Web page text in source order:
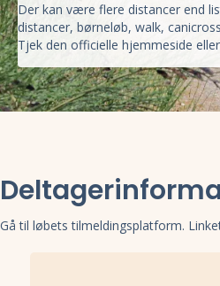
Der kan være flere distancer end
distancer, børneløb, walk,
Tjek den officielle hjemmeside
Gå til løbets tilmeldingsplatform.